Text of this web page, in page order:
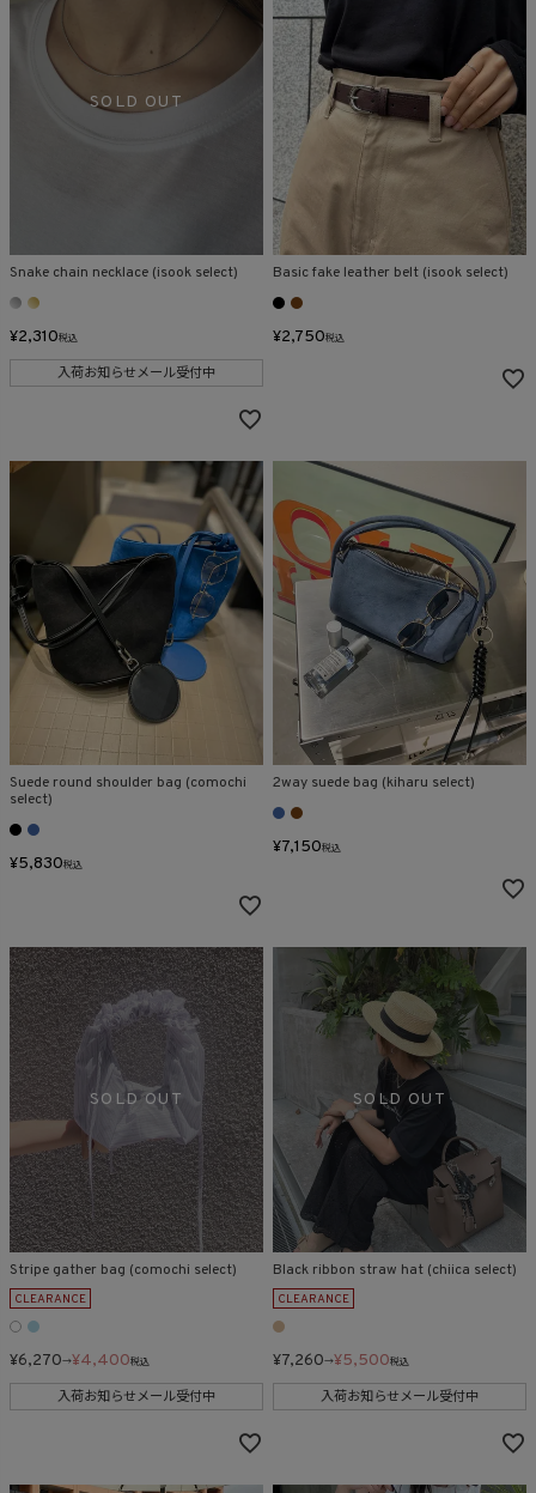
Snake chain necklace (isook select)
¥2,310税込
入荷お知らせメール受付中
Basic fake leather belt (isook select)
¥2,750税込
Suede round shoulder bag (comochi
select)
¥5,830税込
2way suede bag (kiharu select)
¥7,150税込
Stripe gather bag (comochi select)
CLEARANCE
¥6,270→¥4,400税込
入荷お知らせメール受付中
Black ribbon straw hat (chiica select)
CLEARANCE
¥7,260→¥5,500税込
入荷お知らせメール受付中